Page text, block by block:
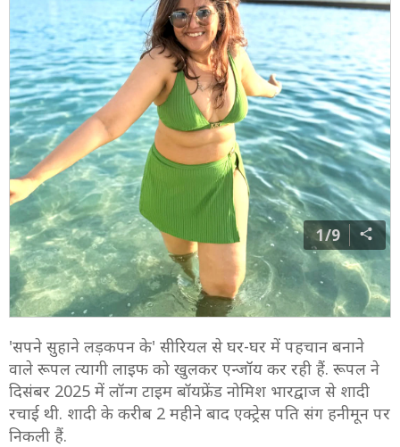
1/9
'सपने सुहाने लड़कपन के' सीरियल से घर-घर में पहचान बनाने
वाले रूपल त्यागी लाइफ को खुलकर एन्जॉय कर रही हैं. रूपल ने
दिसंबर 2025 में लॉन्ग टाइम बॉयफ्रेंड नोमिश भारद्वाज से शादी
रचाई थी. शादी के करीब 2 महीने बाद एक्ट्रेस पति संग हनीमून पर
निकली हैं.